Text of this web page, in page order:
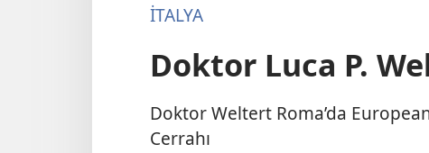
İTALYA
Doktor Luca P.
Doktor Weltert Roma’da
Cerrahı